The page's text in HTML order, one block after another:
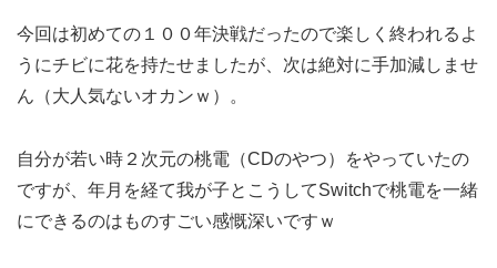
今回は初めての１００年決戦だったので楽しく終われるよ
うにチビに花を持たせましたが、次は絶対に手加減しませ
ん（大人気ないオカンｗ）。
自分が若い時２次元の桃電（CDのやつ）をやっていたの
ですが、年月を経て我が子とこうしてSwitchで桃電を一緒
にできるのはものすごい感慨深いですｗ